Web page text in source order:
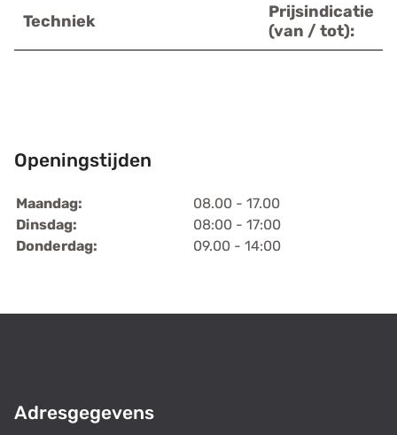
Techniek
Prijsindicatie
(van / tot):
Openingstijden
Maandag:
08.00 - 17.00
Dinsdag:
08:00 - 17:00
Donderdag:
09.00 - 14:00
Adresgegevens